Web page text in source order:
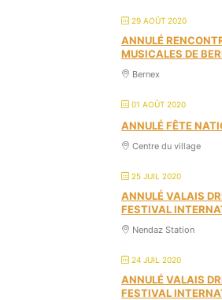
29 AOÛT 2020
ANNULÉ
MUSICALES DE
Bernex
01 AOÛT 2020
ANNULÉ FÊTE
Centre du village
25 JUIL 2020
ANNULÉ VALAIS
FESTIVAL
Nendaz Station
24 JUIL 2020
ANNULÉ VALAIS
FESTIVAL